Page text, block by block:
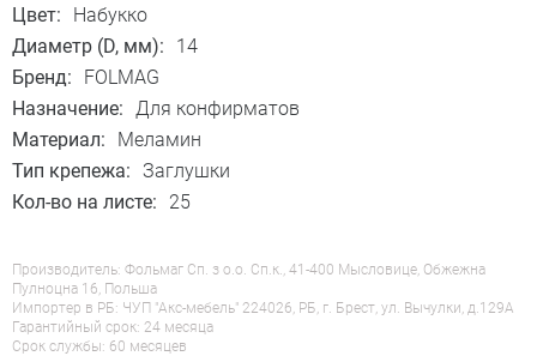
Цвет:
Набукко
Диаметр (D, мм):
14
Бренд:
FOLMAG
Назначение: Для конфирматов
Материал:
Меламин
Тип крепежа: Заглушки
Кол-во на листе:
25
Производитель: Фольмаг Сп. з о.о. Сп.к., 41-400 Мысловице, Обжежна
Пулноцна 16, Польша
Импортер в РБ: ЧУП "Акс-мебель" 224026, РБ, г. Брест, ул. Вычулки, д.129А
Гарантийный срок: 24 месяца
Срок службы: 60 месяцев